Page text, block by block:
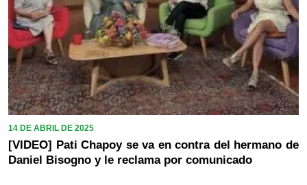
14 DE ABRIL DE 2025
[VIDEO] Pati Chapoy se va en contra del hermano de
Daniel Bisogno y le reclama por comunicado